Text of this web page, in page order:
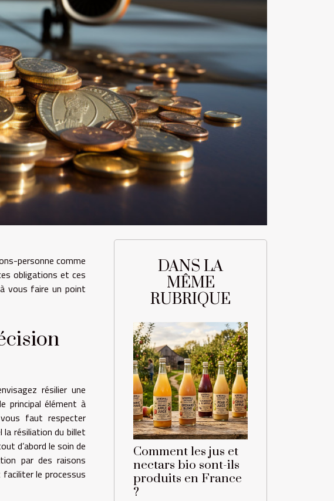
personne comme
obligations et ces
vous faire un point
résilier une
principal élément à
vous faut respecter
la résiliation du billet
d’abord le soin de
par des raisons
faciliter le processus
DANS LA
MÊME
RUBRIQUE
Comment les jus et
nectars bio sont-ils
produits en France
?